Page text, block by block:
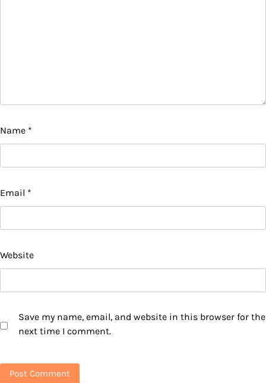
Name *
Email *
Website
Save my name, email, and website in this browser for the
next time I comment.